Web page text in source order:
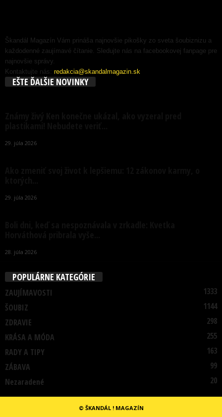
Škandál Magazín Vám prináša najnovšie pikošky zo sveta šoubiznizu a
každodenné zaujímavé čítanie. Sledujte nás na facebookovej fanpage pre
najnovšie správy.
Kontaktujte nás: redakcia@skandalmagazin.sk
EŠTE ĎALŠIE NOVINKY
29. júla 2026
29. júla 2026
28. júla 2026
POPULÁRNE KATEGÓRIE
ZAUJÍMAVOSTI
1333
ŠOUBIZ
1144
ZDRAVIE
298
KRÁSA A MÓDA
255
RADY A TIPY
163
ZÁBAVA
99
Nezaradené
20
© ŠKANDÁL ! MAGAZÍN